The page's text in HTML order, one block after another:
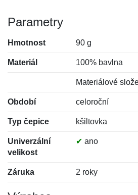
Parametry
Hmotnost 90 g
Materiál 100% bavlna
Materiálové
Období celoroční
Typ čepice kšiltovka
Univerzální
velikost
✔ ano
Záruka 2 roky